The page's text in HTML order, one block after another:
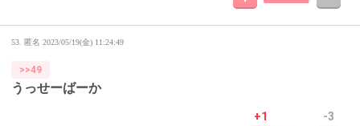
53. 匿名 2023/05/19(金) 11:24:49
>>49
うっせーばーか
+1 -3